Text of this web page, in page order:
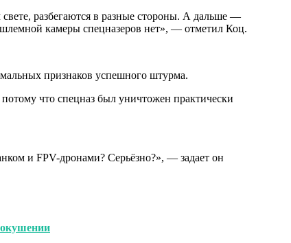
разбегаются в разные стороны. А дальше —
камеры спецназеров нет», — отметил Коц.
признаков успешного штурма.
что спецназ был уничтожен практически
и FPV-дронами? Серьёзно?», — задает он